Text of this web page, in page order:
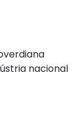
nacional